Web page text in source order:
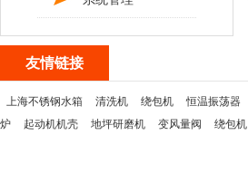
友情链接
上海不锈钢水箱 清洗机 绕包机 恒温振荡器
炉
起动机机壳 地坪研磨机 变风量阀 绕包机